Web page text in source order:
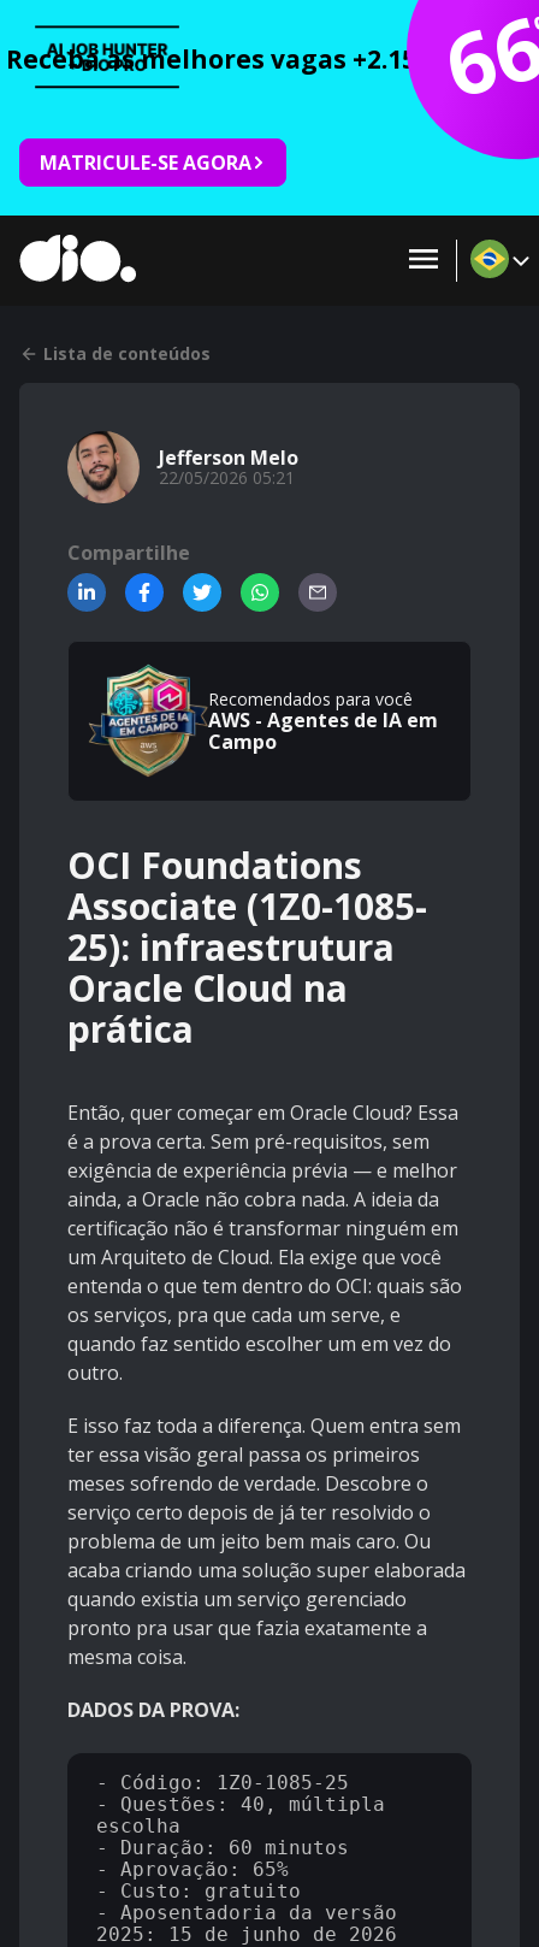
Receba as melhores vagas +2.150 cursos
MATRICULE-SE AGORA
Lista de conteúdos
Jefferson Melo
22/05/2026 05:21
Compartilhe
Recomendados para você
AWS - Agentes de IA em
Campo
OCI Foundations
Associate (1Z0-1085-
25): infraestrutura
Oracle Cloud na
prática
Então, quer começar em Oracle Cloud? Essa
é a prova certa. Sem pré-requisitos, sem
exigência de experiência prévia — e melhor
ainda, a Oracle não cobra nada. A ideia da
certificação não é transformar ninguém em
um Arquiteto de Cloud. Ela exige que você
entenda o que tem dentro do OCI: quais são
os serviços, pra que cada um serve, e
quando faz sentido escolher um em vez do
outro.
E isso faz toda a diferença. Quem entra sem
ter essa visão geral passa os primeiros
meses sofrendo de verdade. Descobre o
serviço certo depois de já ter resolvido o
problema de um jeito bem mais caro. Ou
acaba criando uma solução super elaborada
quando existia um serviço gerenciado
pronto pra usar que fazia exatamente a
mesma coisa.
DADOS DA PROVA:
- Código: 1Z0-1085-25
- Questões: 40, múltipla
escolha
- Duração: 60 minutos
- Aprovação: 65%
- Custo: gratuito
- Aposentadoria da versão